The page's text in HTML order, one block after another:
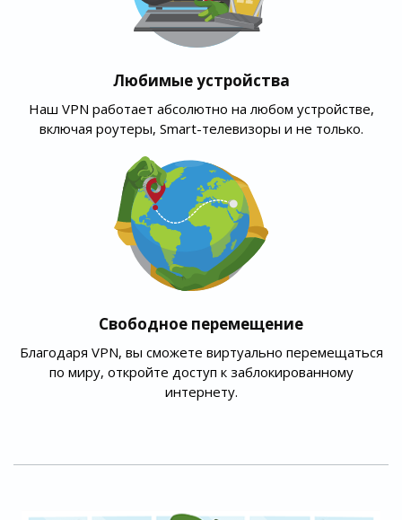
Любимые устройства
Наш VPN работает абсолютно на любом устройстве,
включая роутеры, Smart-телевизоры и не только.
Свободное перемещение
Благодаря VPN, вы сможете виртуально перемещаться
по миру, откройте доступ к заблокированному
интернету.